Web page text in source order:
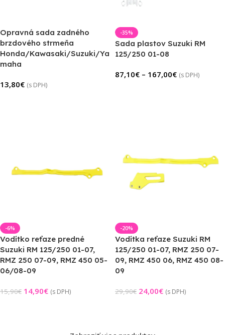
Opravná sada zadného
brzdového strmeňa
Honda/Kawasaki/Suzuki/Ya
maha
13,80€ (s DPH)
-35%
Sada plastov Suzuki RM
125/250 01-08
87,10€ – 167,00€ (s DPH)
-6%
Vodítko reťaze predné
Suzuki RM 125/250 01-07,
RMZ 250 07-09, RMZ 450 05-
06/08-09
15,90€ 14,90€ (s DPH)
-20%
Vodítka reťaze Suzuki RM
125/250 01-07, RMZ 250 07-
09, RMZ 450 06, RMZ 450 08-
09
29,90€ 24,00€ (s DPH)